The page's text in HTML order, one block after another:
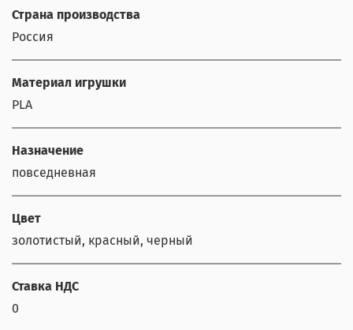
Страна производства
Россия
Материал игрушки
PLA
Назначение
повседневная
Цвет
золотистый, красный, черный
Ставка НДС
0